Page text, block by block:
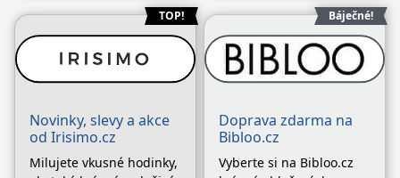
díky kterým budete
získávat slevy na vaše
další nákupy v tomto e-
shopu. Nakupujte a
ušetřete při koupi
všechny ženy,
(Pokračování textu…)
- minimální výše
objednávky 2990 Kč.
Můžete si vybrat dodání
prostřednictvím Packety,
DPD nebo DHL zcela
šperky, hodinky
(Pokračování textu…)
TOP!
Novinky, slevy a akce
od Irisimo.cz
Milujete vkusné hodinky,
Báječné!
Doprava zdarma na
Bibloo.cz
Vyberte si na Bibloo.cz